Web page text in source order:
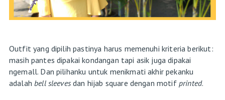
Outfit yang dipilih pastinya harus memenuhi kriteria berikut:
masih pantes dipakai kondangan tapi asik juga dipakai
ngemall. Dan pilihanku untuk menikmati akhir pekanku
adalahbell sleevesdan hijab square dengan motif printed.